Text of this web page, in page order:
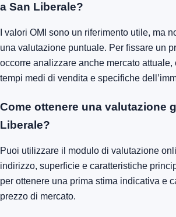
a San Liberale?
I valori OMI sono un riferimento utile, ma
una valutazione puntuale. Per fissare un
occorre analizzare anche mercato attuale,
tempi medi di vendita e specifiche
Come ottenere una valutazione
Liberale?
Puoi utilizzare il modulo di valutazione
indirizzo, superficie e caratteristiche
per ottenere una prima stima indicativa e
prezzo di mercato.